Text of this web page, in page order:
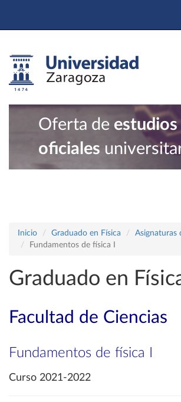
Oferta de estudios
oficiales
Inicio Graduado en Física
Asignaturas
Fundamentos de física I
Graduado en
Facultad de Ciencias
Fundamentos de física I
Curso 2021-2022